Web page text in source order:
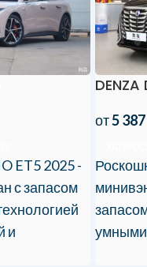
ET5 2025 -
с запасом
и
от5
умными